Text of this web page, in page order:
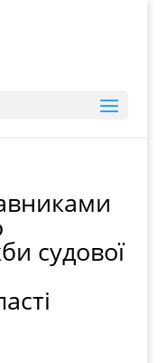
судової